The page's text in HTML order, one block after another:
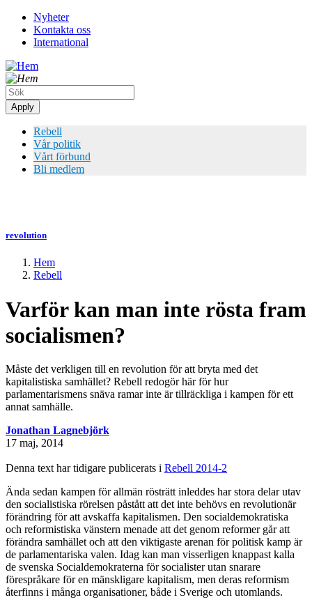
Hoppa
huvudinnehåll
Top
meny
Nyheter
Kontakta oss
International
Rebell
Vår politik
Vårt förbund
Bli medlem
revolution
Länkstig
Hem
Rebell
Varför kan man inte rösta fram
socialismen?
Måste det verkligen till en revolution för att bryta med det
kapitalistiska samhället? Rebell redogör här för hur
parlamentarismens snäva ramar inte är tillräckliga i kampen för ett
annat samhälle.
Jonathan Lagnebjörk
17 maj, 2014
Denna text har tidigare publicerats i Rebell 2014-2
Ända sedan kampen för allmän rösträtt inleddes har stora delar utav
den socialistiska rörelsen påstått att det inte behövs en revolutionär
förändring för att avskaffa kapitalismen. Den socialdemokratiska
och reformistiska vänstern menade att det genom reformer går att
förändra samhället och att den viktigaste arenan för politisk kamp är
de parlamentariska valen. Idag kan man visserligen knappast kalla
de svenska Socialdemokraterna för socialister utan snarare
förespråkare för en mänskligare kapitalism, men deras reformism
återfinns i många organisationer, både i Sverige och utomlands.